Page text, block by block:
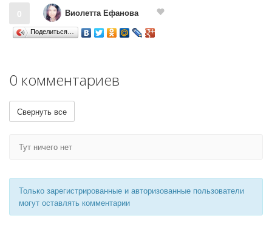
0 Виолетта Ефанова
Поделиться…
0 комментариев
Свернуть все
Тут ничего нет
Только зарегистрированные и авторизованные пользователи
могут оставлять комментарии